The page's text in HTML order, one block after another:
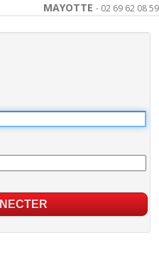
MAYOTTE - 02 69 62 08 59